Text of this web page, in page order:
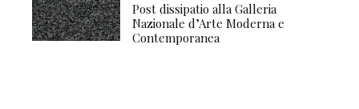
Post dissipatio alla Galleria
Nazionale d’Arte Moderna e
Contemporanea